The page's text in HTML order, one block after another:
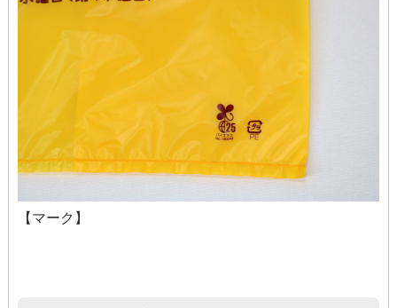
【マーク】